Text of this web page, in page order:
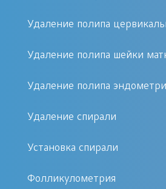
В отличие от острого,
спокойнее:
легкая ноющая боль в
необильные,
Удаление полипа
Удаление полипа шейки
Удаление полипа
Удаление спирали
Установка спирали
Фолликулометрия